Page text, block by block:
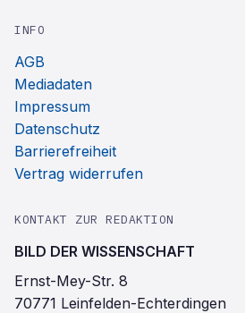
INFO
AGB
Mediadaten
Impressum
Datenschutz
Barrierefreiheit
Vertrag widerrufen
KONTAKT ZUR REDAKTION
BILD DER WISSENSCHAFT
Ernst-Mey-Str. 8
70771 Leinfelden-Echterdingen